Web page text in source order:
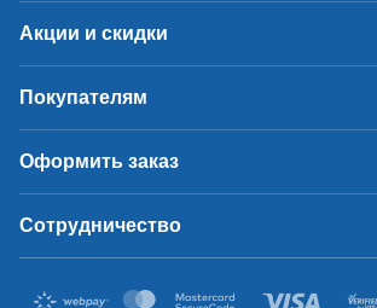
Акции и скидки
Покупателям
Оформить заказ
Сотрудничество